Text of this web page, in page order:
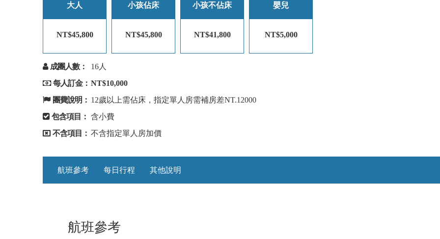
大人
NT$45,800
小孩佔床
NT$45,800
小孩不佔床
NT$41,800
嬰兒
NT$5,000
成團人數：
16人
每人訂金： NT$10,000
團費說明： 12歲以上需佔床，指定單人房需補房差NT.12000
包含項目： 含小費
不含項目： 不含指定單人房加價
航班參考 每日行程 其他說明
航班參考